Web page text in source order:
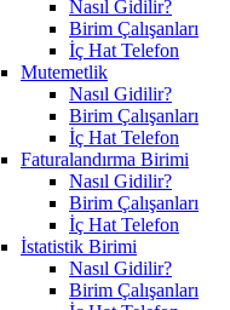
Nasıl Gidilir?
Birim Çalışanları
İç Hat Telefon
Mutemetlik
Nasıl Gidilir?
Birim Çalışanları
İç Hat Telefon
Faturalandırma Birimi
Nasıl Gidilir?
Birim Çalışanları
İç Hat Telefon
İstatistik Birimi
Nasıl Gidilir?
Birim Çalışanları